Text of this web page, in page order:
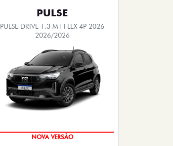
PULSE
PULSE DRIVE 1.3 MT FLEX 4P 2026
2026/2026
PREÇO IMPERDÍVEL